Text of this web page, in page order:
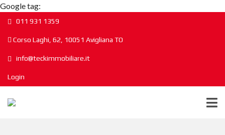
Google tag:
011 931 1359
Corso Laghi, 62, 10051 Avigliana TO
info@teckimmobiliare.it
Login